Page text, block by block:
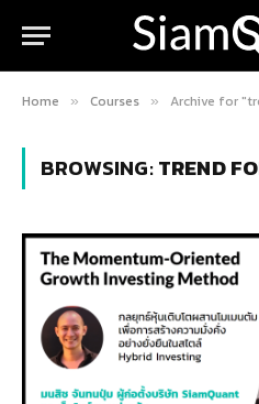
Home » Courses » Archive for
BROWSING:TREND